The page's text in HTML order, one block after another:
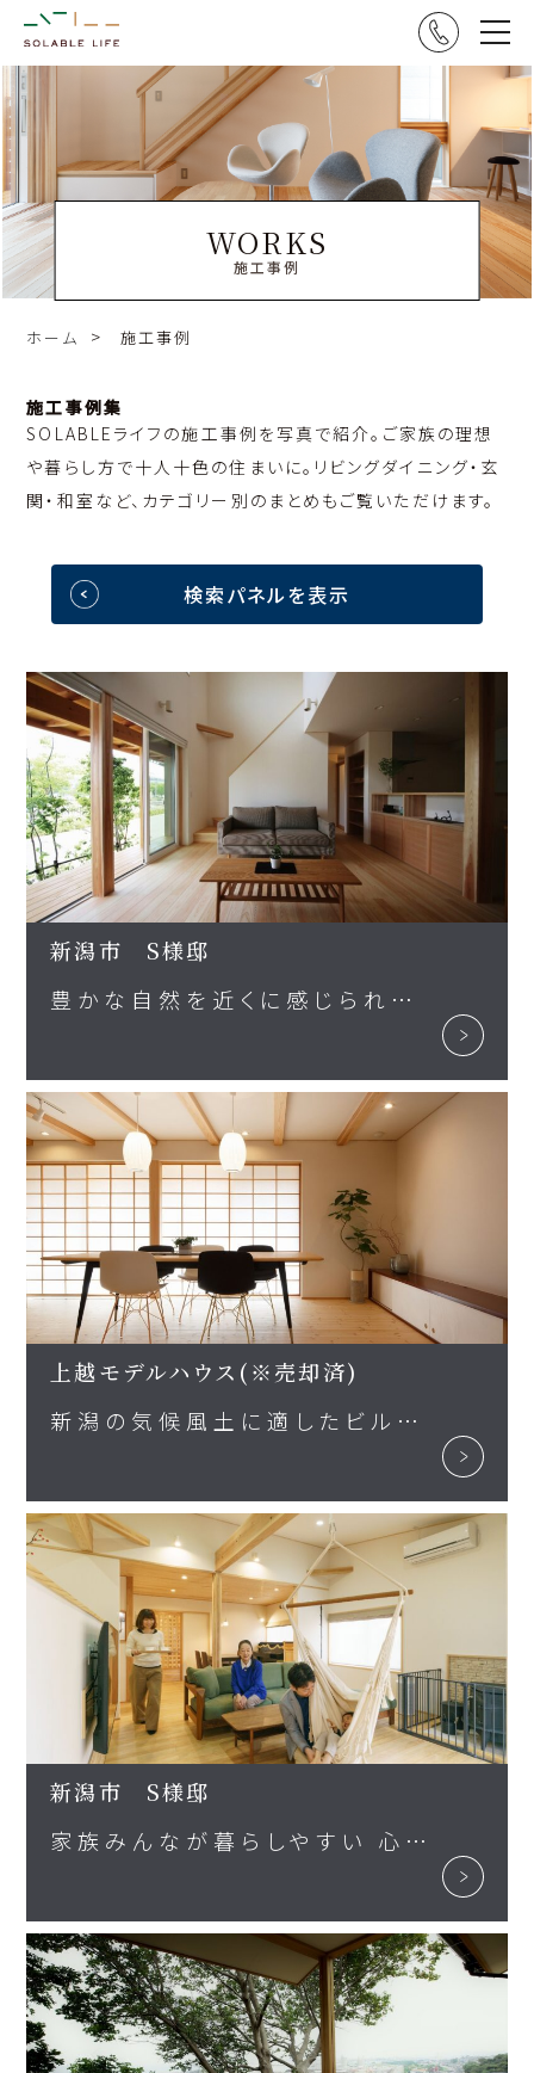
WORKS
施工事例
ホーム 施工事例
施工事例集
SOLABLEライフの施工事例を写真で紹介。ご家族の理想
や暮らし方で十人十色の住まいに。リビングダイニング・玄
関・和室など、カテゴリー別のまとめもご覧いただけます。
検索パネルを表示
新潟市 S様邸
豊かな自然を近くに感じられる、新潟暮らしを愉しむ家
上越モデルハウス(※売却済)
新潟の気候風土に適したビルトインガレージのある木の家
新潟市 S様邸
家族みんなが暮らしやすい 心遣いの家